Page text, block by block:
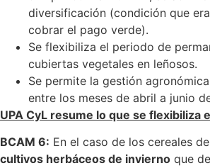
diversificación (condición que
cobrar el pago verde).
Se flexibiliza el periodo de
cubiertas vegetales en leñosos.
Se permite la gestión
entre los meses de abril a junio
UPA CyL resume lo que se flexibiliza
BCAM 6: En el caso de los cereales
cultivos herbáceos de invierno que